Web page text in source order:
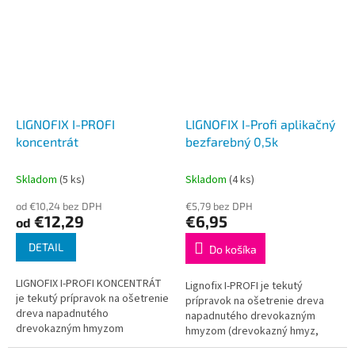
LIGNOFIX I-PROFI
koncentrát
Skladom (5 ks)
od €10,24 bez DPH
od €12,29
DETAIL
LIGNOFIX I-PROFI KONCENTRÁT
je tekutý prípravok na ošetrenie
dreva napadnutého
drevokazným hmyzom
(drevokazný hmyz, tesársky
LIGNOFIX I-Profi aplikačný
bezfarebný 0,5k
Skladom (4 ks)
€5,79 bez DPH
€6,95
Do košíka
Lignofix I-PROFI je tekutý
prípravok na ošetrenie dreva
napadnutého drevokazným
hmyzom (drevokazný hmyz,
tesársky chrobák atď.) a na